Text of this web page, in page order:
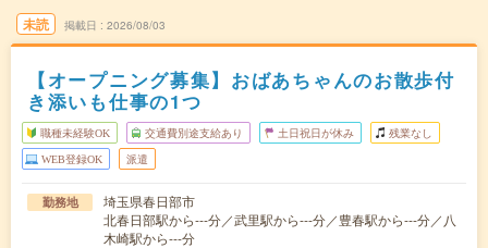
未読 掲載日 2026/08/03
【オープニング募集】おばあちゃんのお散歩付
き添いも仕事の1つ
職種未経験OK 交通費別途支給あり 土日祝日が休み 残業なし
WEB登録OK 派遣
勤務地
埼玉県春日部市
北春日部駅から---分／武里駅から---分／豊春駅から---分／八
木崎駅から---分